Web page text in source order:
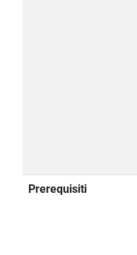
Prerequisiti